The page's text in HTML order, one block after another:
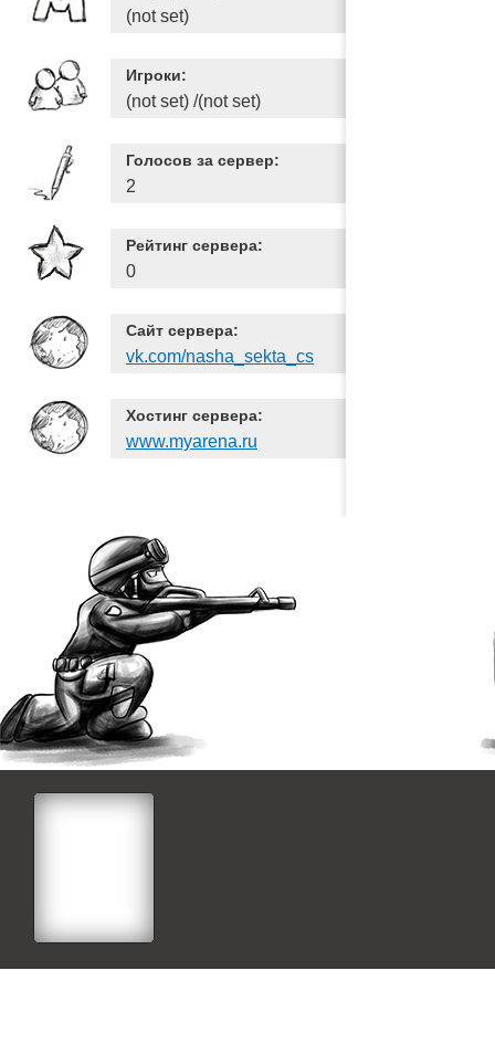
(not set)
Игроки:
(not set) /(not set)
Голосов за сервер:
2
Рейтинг сервера:
0
Сайт сервера:
vk.com/nasha_sekta_cs
Хостинг сервера:
www.myarena.ru